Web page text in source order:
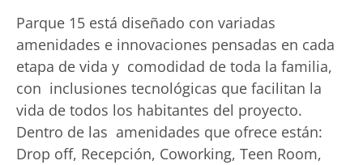
Parque 15 está diseñado con variadas
amenidades e innovaciones pensadas en cada
etapa de vida y comodidad de toda la familia,
con inclusiones tecnológicas que facilitan la
vida de todos los habitantes del proyecto.
Dentro de las amenidades que ofrece están:
Drop off, Recepción, Coworking, Teen Room,